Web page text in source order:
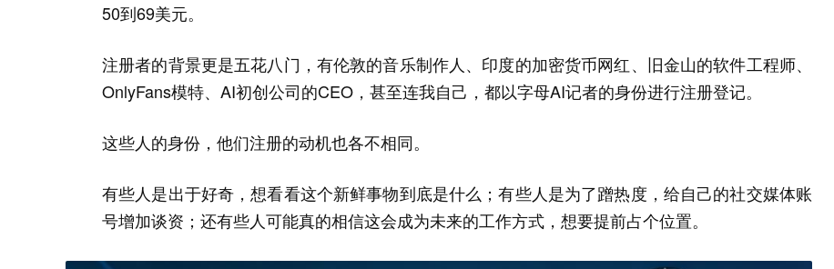
50到69美元。
注册者的背景更是五花八门，有伦敦的音乐制作人、印度的加密货币网红、旧金山的软件工程师、
OnlyFans模特、AI初创公司的CEO，甚至连我自己，都以字母AI记者的身份进行注册登记。
这些人的身份，他们注册的动机也各不相同。
有些人是出于好奇，想看看这个新鲜事物到底是什么；有些人是为了蹭热度，给自己的社交媒体账
号增加谈资；还有些人可能真的相信这会成为未来的工作方式，想要提前占个位置。